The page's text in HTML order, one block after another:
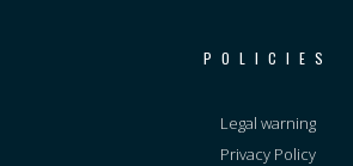
POLICIES
Legal warning
Privacy Policy